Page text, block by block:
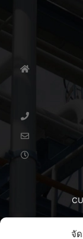
จั